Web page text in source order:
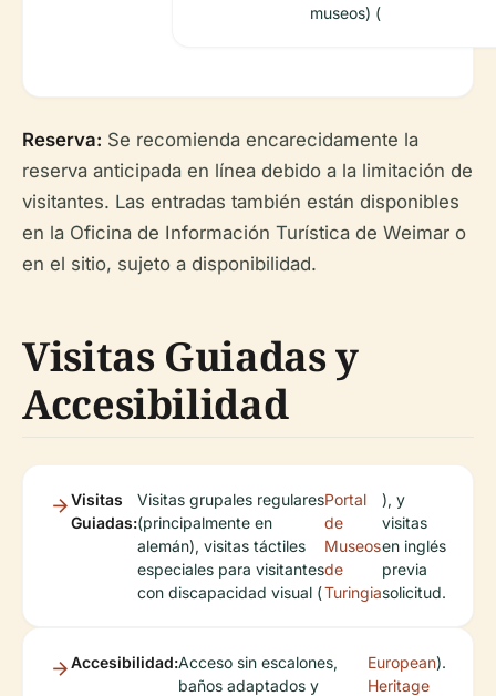
museos) (
Reserva: Se recomienda encarecidamente la
reserva anticipada en línea debido a la limitación de
visitantes. Las entradas también están disponibles
en la Oficina de Información Turística de Weimar o
en el sitio, sujeto a disponibilidad.
Visitas Guiadas y
Accesibilidad
Visitas
Guiadas:
Visitas grupales regulares
(principalmente en
alemán), visitas táctiles
especiales para visitantes
con discapacidad visual (
Portal
de
Museos
de
Turingia
), y
visitas
en inglés
previa
solicitud.
Accesibilidad:Acceso sin escalones,
baños adaptados y
European
Heritage
).